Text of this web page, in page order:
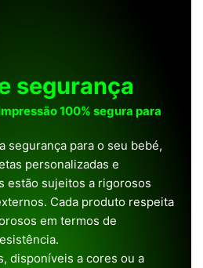
segurança
100% segura para
segurança para o seu bebé,
personalizadas e
estão sujeitos a rigorosos
Cada produto respeita
em termos de
disponíveis a cores ou a